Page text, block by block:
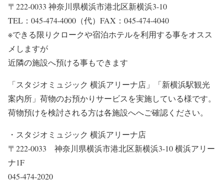
〒222-0033 神奈川県横浜市港北区新横浜3-10
TEL：045-474-4000（代）FAX：045-474-4040
※できる限りクロークや宿泊ホテルを利用する事をオスス
メしますが
近隣の施設へ預ける事もできます
「スタジオミュジック 横浜アリーナ店」「新横浜駅観光
案内所」荷物のお預かりサービスを実施している様です。
荷物預けを検討される方は各施設へへご確認ください。
・スタジオミュジック 横浜アリーナ店
〒222-0033 神奈川県横浜市港北区新横浜3-10 横浜アリー
ナ1F
045-474-2020